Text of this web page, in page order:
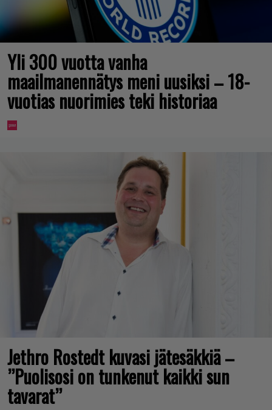
Yli 300 vuotta vanha
maailmanennätys meni uusiksi – 18-
vuotias nuorimies teki historiaa
Jethro Rostedt kuvasi jätesäkkiä –
”Puolisosi on tunkenut kaikki sun
tavarat”